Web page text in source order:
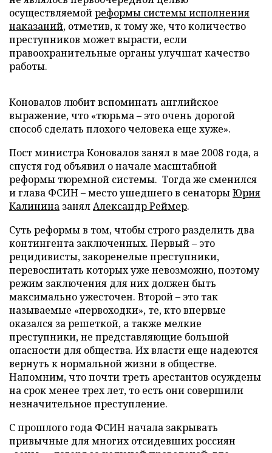
осуществляемойреформы системы исполнения
наказаний, отметив, к тому же, что количество
преступников может вырасти, если
правоохранительные органы улучшат качество
работы.
Коновалов любит вспоминать английское
выражение, что «тюрьма – это очень дорогой
способ сделать плохого человека еще хуже».
Пост министра Коновалов занял в мае 2008 года, а
спустя год объявил о начале масштабной
реформы тюремной системы. Тогда же сменился
и глава ФСИН – место ушедшего в сенаторыЮрия
Калинина занялАлександр Реймер.
Суть реформы в том, чтобы строго разделить два
контингента заключенных. Первый – это
рецидивисты, закоренелые преступники,
перевоспитать которых уже невозможно, поэтому
режим заключения для них должен быть
максимально ужесточен. Второй – это так
называемые «первоходки», те, кто впервые
оказался за решеткой, а также мелкие
преступники, не представляющие большой
опасности для общества. Их власти еще надеются
вернуть к нормальной жизни в обществе.
Напомним, что почти треть арестантов осуждены
на срок менее трех лет, то есть они совершили
незначительное преступление.
С прошлого года ФСИН начала закрывать
привычные для многих отсидевших россиян